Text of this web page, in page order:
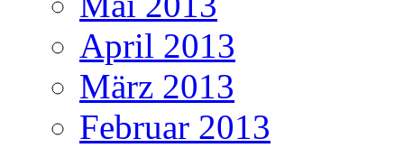
April 2013
März 2013
Februar 2013